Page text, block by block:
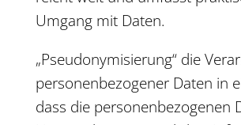
Umgang mit Daten.
„Pseudonymisierung“ die
personenbezogener Daten in
dass die personenbezogenen